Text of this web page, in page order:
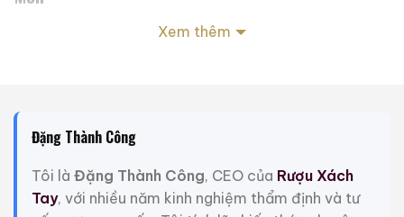
Kim Môn (Kinmen) là một hòn đảo nhỏ mang trong
tạo nên danh tiếng của hãng rượu Kinmen Kaoliang
Liquor (KKL).
Dòng Time Collection 6.50được ra đời nhằm mục
đích lưu giữ những khoảnh khắc quý giá nhất trong
Xem thêm
Đặng Thành Công
Tôi là Đặng Thành Công, CEO của Rượu Xách
Tay, với nhiều năm kinh nghiệm thẩm định và tư